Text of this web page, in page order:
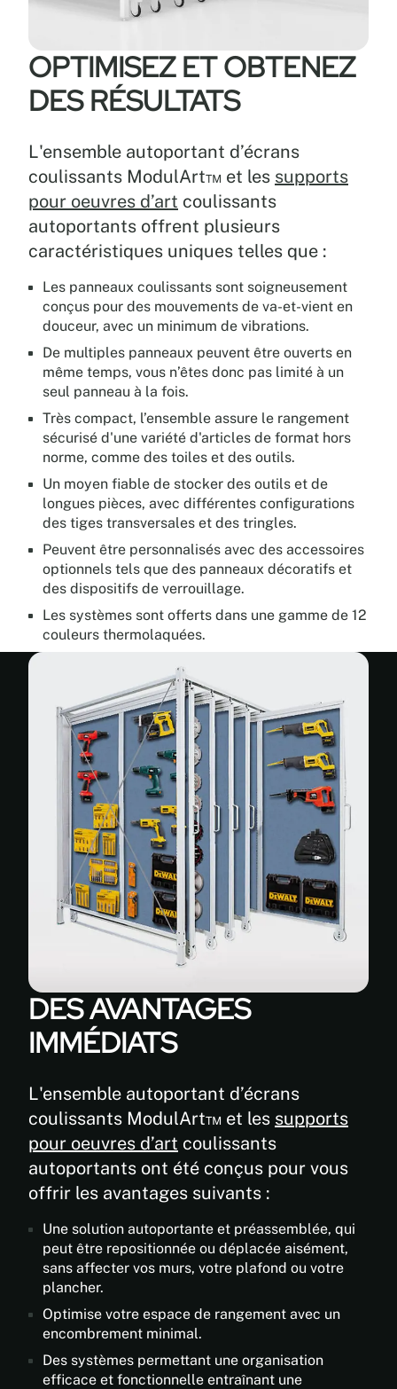
OPTIMISEZ ET OBTENEZ
DES RÉSULTATS
L'ensemble autoportant d’écrans
coulissants ModulArt™ et les supports
pour oeuvres d’art coulissants
autoportants offrent plusieurs
caractéristiques uniques telles que :
Les panneaux coulissants sont soigneusement
conçus pour des mouvements de va-et-vient en
douceur, avec un minimum de vibrations.
De multiples panneaux peuvent être ouverts en
même temps, vous n’êtes donc pas limité à un
seul panneau à la fois.
Très compact, l’ensemble assure le rangement
sécurisé d'une variété d'articles de format hors
norme, comme des toiles et des outils.
Un moyen fiable de stocker des outils et de
longues pièces, avec différentes configurations
des tiges transversales et des tringles.
Peuvent être personnalisés avec des accessoires
optionnels tels que des panneaux décoratifs et
des dispositifs de verrouillage.
Les systèmes sont offerts dans une gamme de 12
couleurs thermolaquées.
DES AVANTAGES
IMMÉDIATS
L'ensemble autoportant d’écrans
coulissants ModulArt™ et les supports
pour oeuvres d’art coulissants
autoportants ont été conçus pour vous
offrir les avantages suivants :
Une solution autoportante et préassemblée, qui
peut être repositionnée ou déplacée aisément,
sans affecter vos murs, votre plafond ou votre
plancher.
Optimise votre espace de rangement avec un
encombrement minimal.
Des systèmes permettant une organisation
efficace et fonctionnelle entraînant une